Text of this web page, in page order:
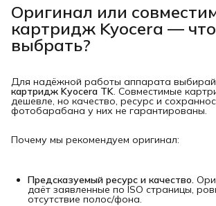
Оригинал или
картридж Kyocera — что
выбрать?
Для надёжной работы аппарата
картридж Kyocera TK. Совместимые
дешевле, но качество, ресурс и
фотобарабана у них не гарантированы.
Почему мы рекомендуем оригинал:
Предсказуемый ресурс и качество.
даёт заявленные по ISO страницы,
отсутствие полос/фона.